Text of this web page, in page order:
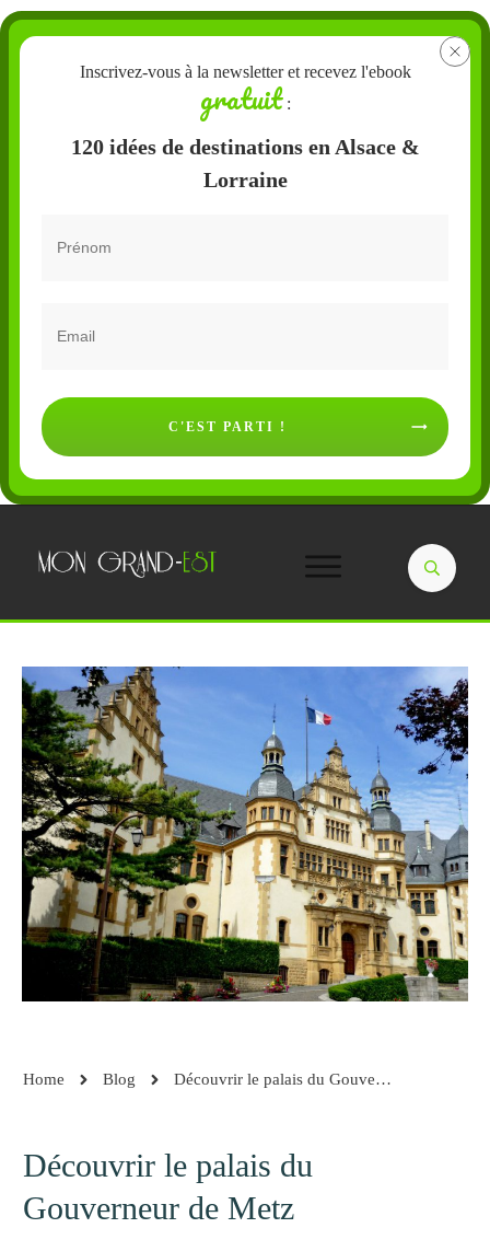
Home Blog Découvrir le palais du Gouverneur de Metz
Découvrir le palais du
Gouverneur de Metz
Inscrivez-vous à la newsletter et recevez l'ebook
gratuit:
120 idées de destinations en Alsace &
Lorraine
C'EST PARTI !